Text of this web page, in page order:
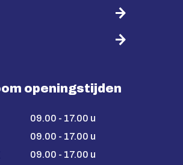
openingstijden
09.00 - 17.00 u
09.00 - 17.00 u
09.00 - 17.00 u